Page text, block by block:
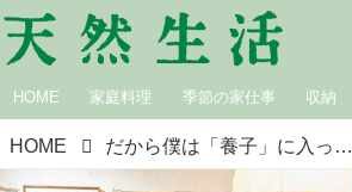
HOME 家庭料理 季節の家仕事 収納
HOME だから僕は「養子」に入った。出会ってすぐに“家族”になった老姉妹との日々と“家族的”な仲間たち／料理家・麻生要一郎さん